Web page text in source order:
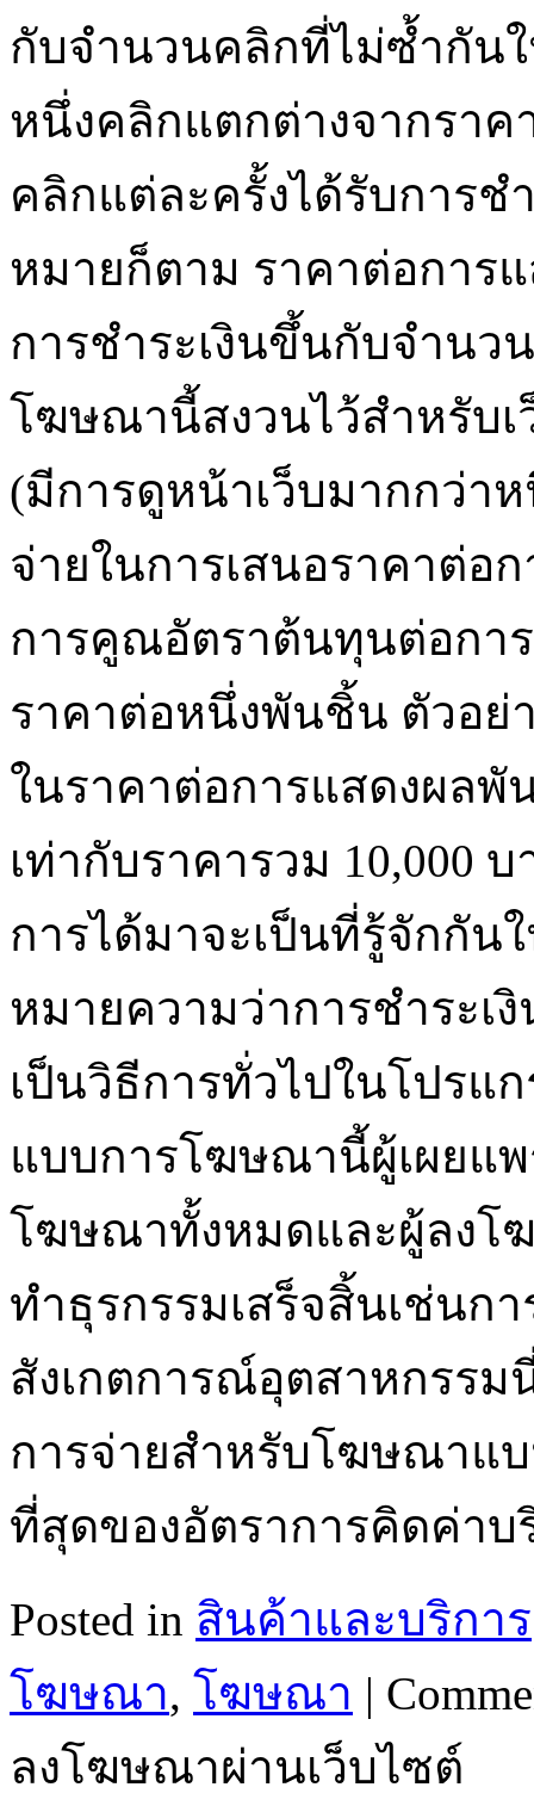
กับจำนวนคลิกที่ไม่ซ้ำกัน
หนึ่งคลิกแตกต่างจากราค
คลิกแต่ละครั้งได้รับการช
หมายก็ตาม ราคาต่อการ
การชำระเงินขึ้นกับจำนว
โฆษณานี้สงวนไว้สำหรับ
(มีการดูหน้าเว็บมากกว่า
จ่ายในการเสนอราคาต่อ
การคูณอัตราต้นทุนต่อกา
ราคาต่อหนึ่งพันชิ้น ตัวอย่
ในราคาต่อการแสดงผลพั
เท่ากับราคารวม 10,000
การได้มาจะเป็นที่รู้จักกัน
หมายความว่าการชำระเ
เป็นวิธีการทั่วไปในโปรแ
แบบการโฆษณานี้ผู้เผยแพ
โฆษณาทั้งหมดและผู้ลงโ
ทำธุรกรรมเสร็จสิ้นเช่นก
สังเกตการณ์อุตสาหกรร
การจ่ายสำหรับโฆษณาแบ
ที่สุดของอัตราการคิดค่าบ
Posted in สินค้าและบริการ
โฆษณา, โฆษณา |
ลงโฆษณาผ่านเว็บไซต์